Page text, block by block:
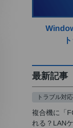
最新記事
トラブル対
複合機に「
れる？LAN